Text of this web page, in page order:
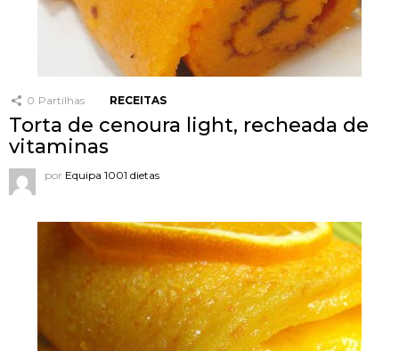
0 Partilhas RECEITAS
Torta de cenoura light, recheada de
vitaminas
por Equipa 1001 dietas